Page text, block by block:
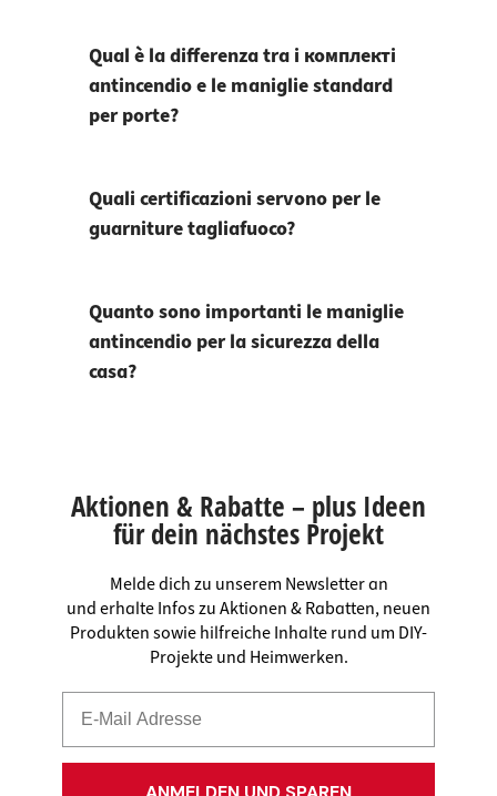
Qual è la differenza tra i комплектi
antincendio e le maniglie standard
per porte?
Quali certificazioni servono per le
guarniture tagliafuoco?
Quanto sono importanti le maniglie
antincendio per la sicurezza della
casa?
Aktionen & Rabatte – plus Ideen
für dein nächstes Projekt
Melde dich zu unserem Newsletter an
und erhalte Infos zu Aktionen & Rabatten, neuen
Produkten sowie hilfreiche Inhalte rund um DIY-
Projekte und Heimwerken.